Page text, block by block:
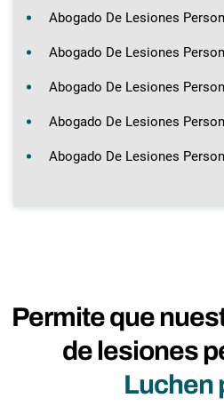
Abogado De Lesiones
Abogado De Lesiones
Abogado De Lesiones
Abogado De Lesiones
Abogado De Lesiones
Permite que
de lesiones
Luchen